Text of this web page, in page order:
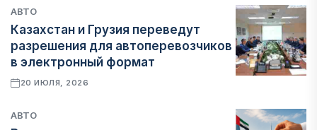
АВТО
Казахстан и Грузия переведут
разрешения для автоперевозчиков
в электронный формат
20 ИЮЛЯ, 2026
АВТО